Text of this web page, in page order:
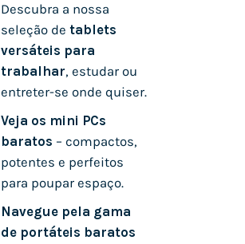
Descubra a nossa
seleção de tablets
versáteis para
trabalhar, estudar ou
entreter-se onde quiser.
Veja os mini PCs
baratos – compactos,
potentes e perfeitos
para poupar espaço.
Navegue pela gama
de portáteis baratos